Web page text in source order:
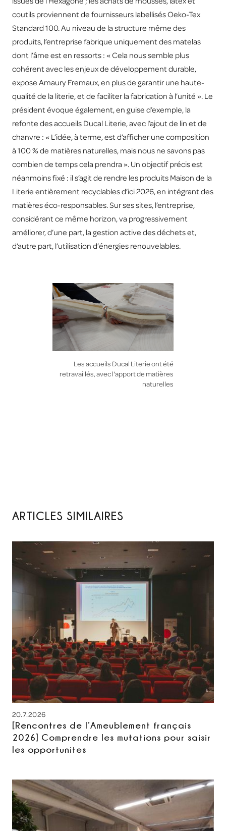
coutils proviennent de fournisseurs labellisés Oeko-Tex
Standard 100. Au niveau de la structure même des
produits, l’entreprise fabrique uniquement des matelas
dont l’âme est en ressorts : « Cela nous semble plus
cohérent avec les enjeux de développement durable,
expose Amaury Fremaux, en plus de garantir une haute-
qualité de la literie, et de faciliter la fabrication à l’unité ». Le
président évoque également, en guise d’exemple, la
refonte des accueils Ducal Literie, avec l’ajout de lin et de
chanvre : « L’idée, à terme, est d’afficher une composition
à 100 % de matières naturelles, mais nous ne savons pas
combien de temps cela prendra ». Un objectif précis est
néanmoins fixé : il s’agit de rendre les produits Maison de la
Literie entièrement recyclables d’ici 2026, en intégrant des
matières éco-responsables. Sur ses sites, l’entreprise,
considérant ce même horizon, va progressivement
améliorer, d’une part, la gestion active des déchets et,
d’autre part, l’utilisation d’énergies renouvelables.
Les accueils Ducal Literie ont été
retravaillés, avec l'apport de matières
naturelles
ARTICLES SIMILAIRES
20.7.2026
[Rencontres de l’Ameublement français
2026] Comprendre les mutations pour saisir
les opportunites